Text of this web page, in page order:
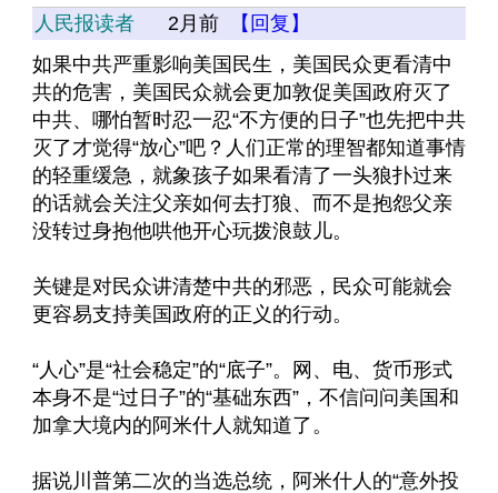
人民报读者 2月前
【回复】
如果中共严重影响美国民生，美国民众更看清中
共的危害，美国民众就会更加敦促美国政府灭了
中共、哪怕暂时忍一忍“不方便的日子”也先把中共
灭了才觉得“放心”吧？人们正常的理智都知道事情
的轻重缓急，就象孩子如果看清了一头狼扑过来
的话就会关注父亲如何去打狼、而不是抱怨父亲
没转过身抱他哄他开心玩拨浪鼓儿。
关键是对民众讲清楚中共的邪恶，民众可能就会
更容易支持美国政府的正义的行动。
“人心”是“社会稳定”的“底子”。网、电、货币形式
本身不是“过日子”的“基础东西”，不信问问美国和
加拿大境内的阿米什人就知道了。
据说川普第二次的当选总统，阿米什人的“意外投